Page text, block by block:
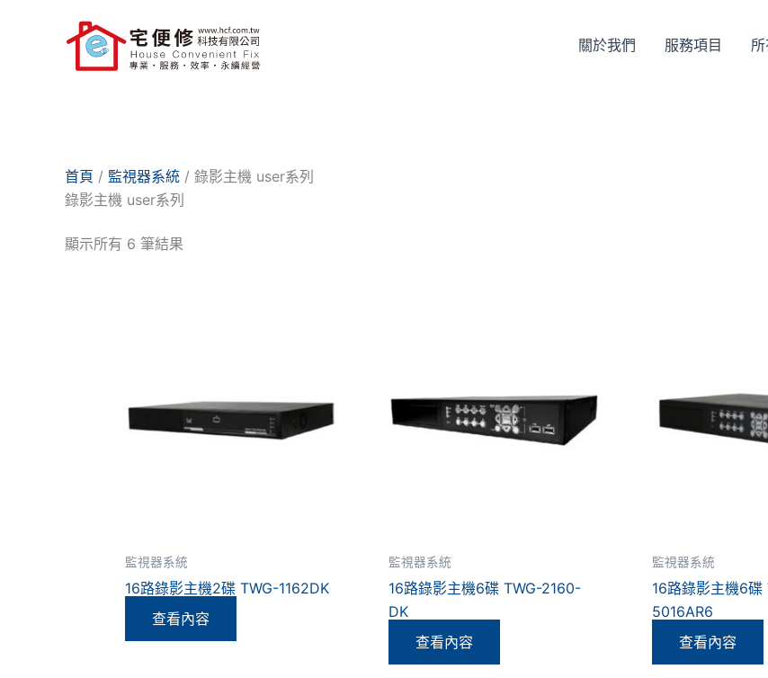
關於我們 服務項目
首頁 / 監視器系統 / 錄影主機 user系列
錄影主機 user系列
顯示所有 6 筆結果
監視器系統
16路錄影主機2碟 TWG-1162DK
查看內容
監視器系統
16路錄影主機6碟 TWG-2160-
DK
查看內容
監視器系統
16路錄影主機6碟
5016AR6
查看內容